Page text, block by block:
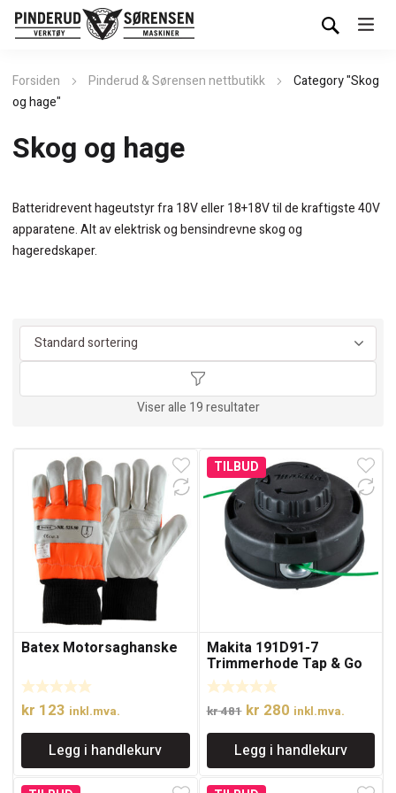
Forsiden Pinderud & Sørensen nettbutikk
Category "Skog
og hage"
Skog og hage
Batteridrevent hageutstyr fra 18V eller 18+18V til de kraftigste 40V
apparatene. Alt av elektrisk og bensindrevne skog og
hageredskaper.
Viser alle 19 resultater
Batex Motorsaghanske
kr 123 inkl.mva.
Legg i handlekurv
TILBUD
Makita 191D91-7
Trimmerhode Tap & Go
2,0mm M8x1,25LH
kr481 Opprinnelig
pris
var:
kr 481.
kr 280Nåværende
pris
er:
kr 280.
inkl.mva.
Legg i handlekurv